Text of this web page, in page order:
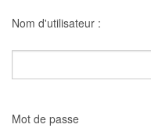
Nom d'utilisateur :
Mot de passe